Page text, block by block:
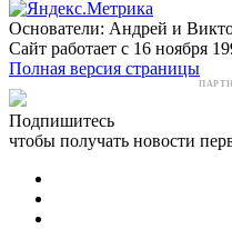
Основатели: Андрей и
Сайт работает с 16 ноября
Полная версия страницы
Подпишитесь
чтобы получать новости